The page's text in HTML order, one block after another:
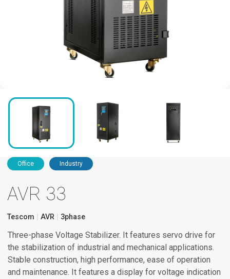
Office Industry
AVR 33
Tescom AVR 3phase
Three-phase Voltage Stabilizer. It features servo drive for
the stabilization of industrial and mechanical applications.
Stable construction, high performance, ease of operation
and maintenance. It features a display for voltage indication